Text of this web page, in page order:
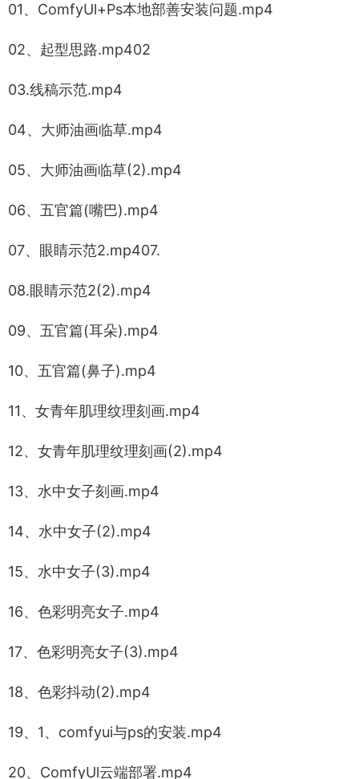
01、ComfyUl+Ps本地部善安装问题.mp4
02、起型思路.mp402
03.线稿示范.mp4
04、大师油画临草.mp4
05、大师油画临草(2).mp4
06、五官篇(嘴巴).mp4
07、眼睛示范2.mp407.
08.眼睛示范2(2).mp4
09、五官篇(耳朵).mp4
10、五官篇(鼻子).mp4
11、女青年肌理纹理刻画.mp4
12、女青年肌理纹理刻画(2).mp4
13、水中女子刻画.mp4
14、水中女子(2).mp4
15、水中女子(3).mp4
16、色彩明亮女子.mp4
17、色彩明亮女子(3).mp4
18、色彩抖动(2).mp4
19、1、comfyui与ps的安装.mp4
20、ComfyUl云端部署.mp4